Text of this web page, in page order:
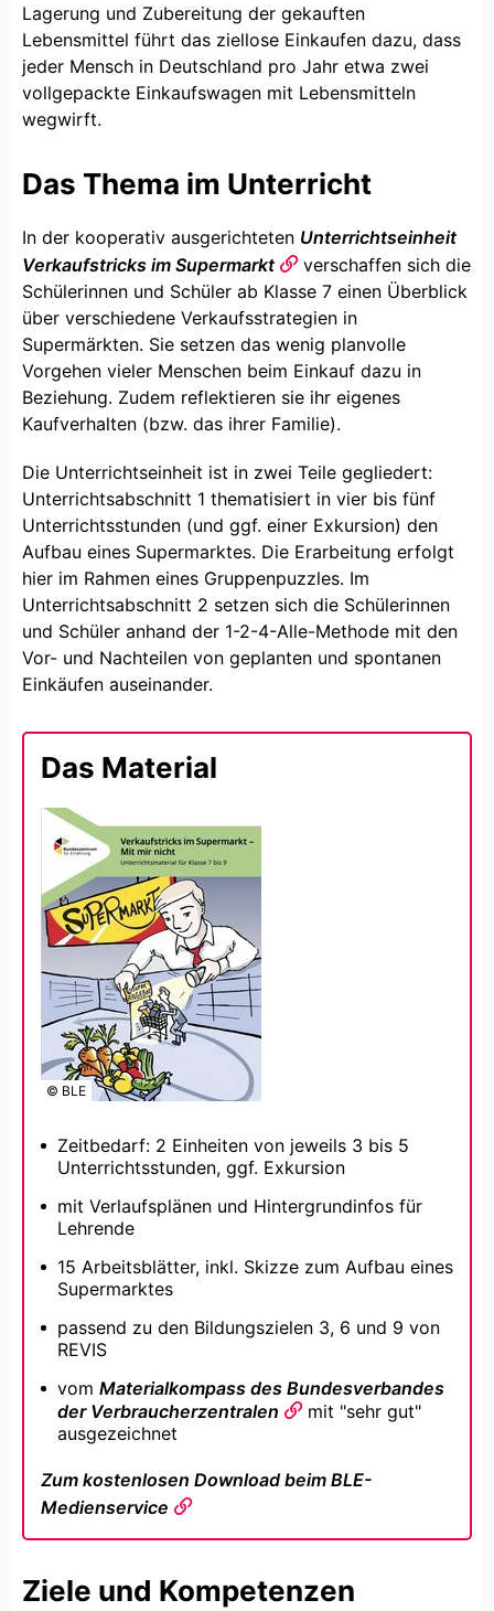
Lagerung und Zubereitung der gekauften
Lebensmittel führt das ziellose Einkaufen dazu, dass
jeder Mensch in Deutschland pro Jahr etwa zwei
vollgepackte Einkaufswagen mit Lebensmitteln
wegwirft.
Das Thema im Unterricht
In der kooperativ ausgerichteten Unterrichtseinheit
Verkaufstricks im Supermarkt
verschaffen sich die
Schülerinnen und Schüler ab Klasse 7 einen Überblick
über verschiedene Verkaufsstrategien in
Supermärkten. Sie setzen das wenig planvolle
Vorgehen vieler Menschen beim Einkauf dazu in
Beziehung. Zudem reflektieren sie ihr eigenes
Kaufverhalten (bzw. das ihrer Familie).
Die Unterrichtseinheit ist in zwei Teile gegliedert:
Unterrichtsabschnitt 1 thematisiert in vier bis fünf
Unterrichtsstunden (und ggf. einer Exkursion) den
Aufbau eines Supermarktes. Die Erarbeitung erfolgt
hier im Rahmen eines Gruppenpuzzles. Im
Unterrichtsabschnitt 2 setzen sich die Schülerinnen
und Schüler anhand der 1-2-4-Alle-Methode mit den
Vor- und Nachteilen von geplanten und spontanen
Einkäufen auseinander.
Das Material
© BLE
Zeitbedarf: 2 Einheiten von jeweils 3 bis 5
Unterrichtsstunden, ggf. Exkursion
mit Verlaufsplänen und Hintergrundinfos für
Lehrende
15 Arbeitsblätter, inkl. Skizze zum Aufbau eines
Supermarktes
passend zu den Bildungszielen 3, 6 und 9 von
REVIS
vom Materialkompass des Bundesverbandes
der Verbraucherzentralen
mit "sehr gut"
ausgezeichnet
Zum kostenlosen Download beim BLE-
Medienservice
Ziele und Kompetenzen